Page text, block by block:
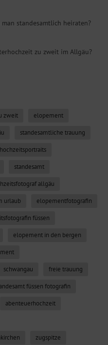
standesamtlich heiraten?
zu zweit im Allgäu?
zweit elopement
standesamtliche trauung
hochzeitsportraits
standesamt
allgäu
urlaub elopementfotografin
füssen
elopement in den bergen
schwangau freie trauung
füssen fotografin
abenteuerhochzeit
zugspitze